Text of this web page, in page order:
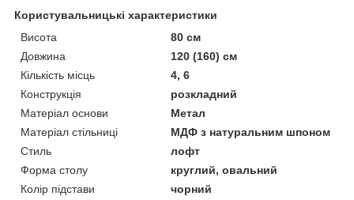
Користувальницькі характеристики
Висота
80 см
Довжина
120 (160) см
Кількість місць
4, 6
Конструкція
розкладний
Матеріал основи
Метал
Матеріал стільниці
МДФ з натуральним шпоном
Стиль
лофт
Форма столу
круглий, овальний
Колір підстави
чорний